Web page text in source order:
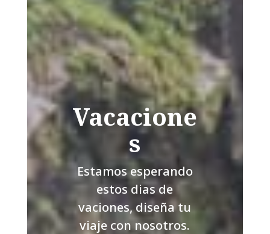
Vacacione
s
Estamos esperando
estos dias de
vaciones, diseña tu
viaje con nosotros.